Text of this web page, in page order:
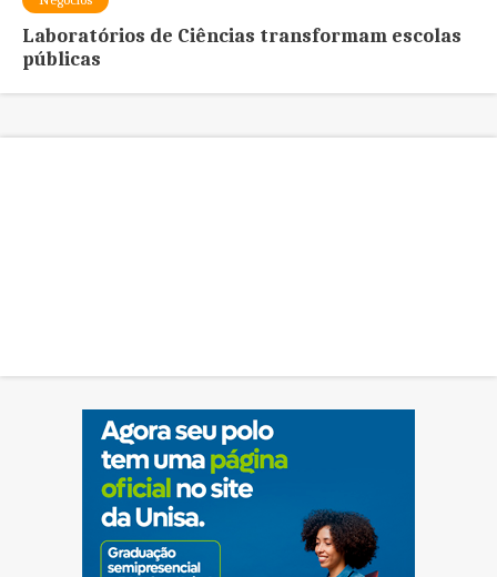
Laboratórios de Ciências transformam escolas
públicas